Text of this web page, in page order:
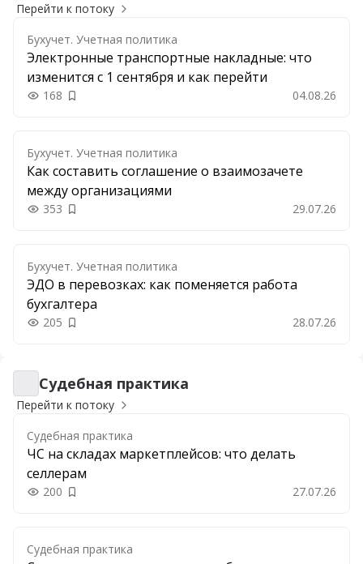
Перейти к потоку
Бухучет. Учетная политика
Электронные транспортные накладные: что
изменится с 1 сентября и как перейти
168 Добавить в закладки 04.08.26
Бухучет. Учетная политика
Как составить соглашение о взаимозачете
между организациями
353 Добавить в закладки 29.07.26
Бухучет. Учетная политика
ЭДО в перевозках: как поменяется работа
бухгалтера
205 Добавить в закладки 28.07.26
Судебная практика
Судебная практика
Перейти к потоку
Судебная практика
ЧС на складах маркетплейсов: что делать
селлерам
200 Добавить в закладки 27.07.26
Судебная практика